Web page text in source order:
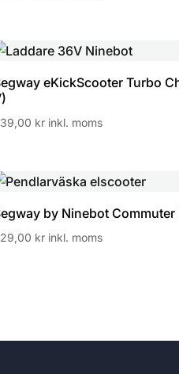
eKickScooter Turbo
kr inkl. moms
by Ninebot Commuter
kr inkl. moms